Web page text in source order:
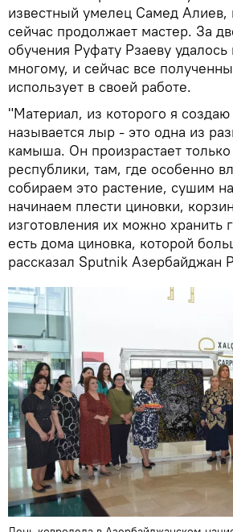
известный умелец Самед Алиев,
сейчас продолжает мастер. За
обучения Руфату Рзаеву удалось
многому, и сейчас все
использует в своей работе.
"Материал, из которого я
называется лыр - это одна из
камыша. Он произрастает
республики, там, где особенно
собираем это растение, сушим
начинаем плести циновки,
изготовления их можно хранить
есть дома циновка, которой
рассказал Sputnik Азербайджан